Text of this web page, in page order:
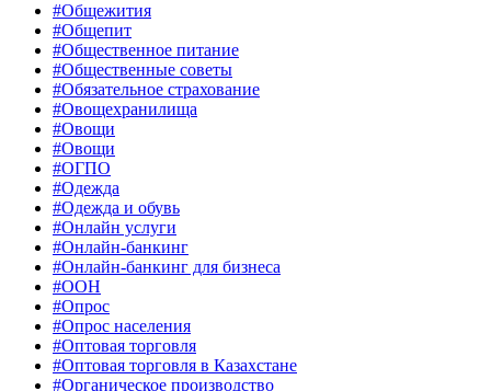
#Общежития
#Общепит
#Общественное питание
#Общественные советы
#Обязательное страхование
#Овощехранилища
#Овощи
#Овощи
#ОГПО
#Одежда
#Одежда и обувь
#Онлайн услуги
#Онлайн-банкинг
#Онлайн-банкинг для бизнеса
#ООН
#Опрос
#Опрос населения
#Оптовая торговля
#Оптовая торговля в Казахстане
#Органическое производство